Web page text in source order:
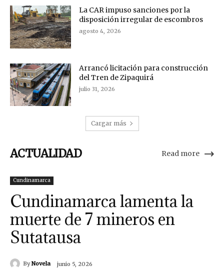
La CAR impuso sanciones por la
disposición irregular de escombros
agosto 4, 2026
Arrancó licitación para construcción
del Tren de Zipaquirá
julio 31, 2026
Cargar más
ACTUALIDAD Read more
Cundinamarca
Cundinamarca lamenta la
muerte de 7 mineros en
Sutatausa
By Novela junio 5, 2026